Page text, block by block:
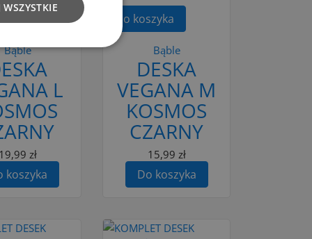
Bąble
L
19,99 zł
koszyka
Do koszyka
Bąble
DESKA
VEGANA M
KOSMOS
CZARNY
15,99 zł
Do koszyka
WSZYSTKIE